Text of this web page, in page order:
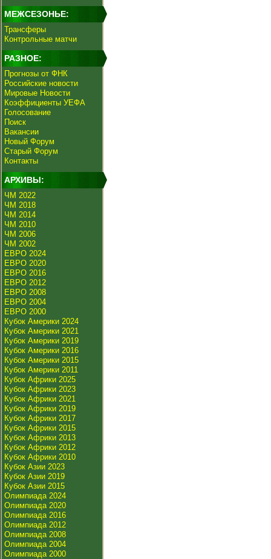
МЕЖСЕЗОНЬЕ:
Трансферы
Контрольные матчи
РАЗНОЕ:
Прогнозы от ФНК
Российские новости
Мировые Новости
Коэффициенты УЕФА
Голосование
Поиск
Вакансии
Новый Форум
Старый Форум
Контакты
АРХИВЫ:
ЧМ 2022
ЧМ 2018
ЧМ 2014
ЧМ 2010
ЧМ 2006
ЧМ 2002
ЕВРО 2024
ЕВРО 2020
ЕВРО 2016
ЕВРО 2012
ЕВРО 2008
ЕВРО 2004
ЕВРО 2000
Кубок Америки 2024
Кубок Америки 2021
Кубок Америки 2019
Кубок Америки 2016
Кубок Америки 2015
Кубок Америки 2011
Кубок Африки 2025
Кубок Африки 2023
Кубок Африки 2021
Кубок Африки 2019
Кубок Африки 2017
Кубок Африки 2015
Кубок Африки 2013
Кубок Африки 2012
Кубок Африки 2010
Кубок Азии 2023
Кубок Азии 2019
Кубок Азии 2015
Олимпиада 2024
Олимпиада 2020
Олимпиада 2016
Олимпиада 2012
Олимпиада 2008
Олимпиада 2004
Олимпиада 2000